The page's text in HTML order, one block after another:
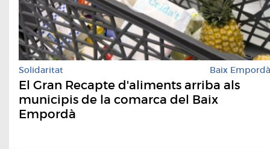
Solidaritat Baix Empordà
El Gran Recapte d'aliments arriba als
municipis de la comarca del Baix
Empordà